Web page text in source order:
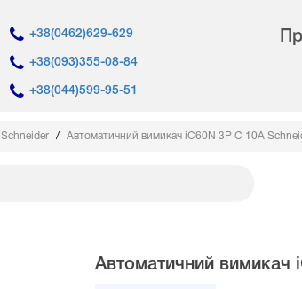
+38(0462)629-629
+38(093)355-08-84
+38(044)599-95-51
Schneider Автоматичний вимикач iC60N 3Р C 10А
Автоматичний вимикач